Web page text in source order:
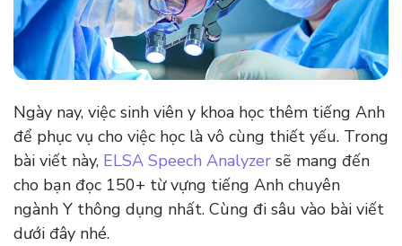
Ngày nay, việc sinh viên y khoa học thêm tiếng Anh
để phục vụ cho việc học là vô cùng thiết yếu. Trong
bài viết này, ELSA Speech Analyzer sẽ mang đến
cho bạn đọc 150+ từ vựng tiếng Anh chuyên
ngành Y thông dụng nhất. Cùng đi sâu vào bài viết
dưới đây nhé.